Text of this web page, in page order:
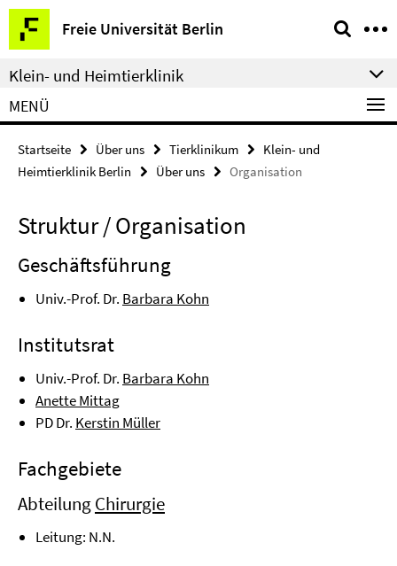
Springe
direkt
zu
Inhalt
Freie Universität Berlin
Service-
Navigation
Klein- und Heimtierklinik
MENÜ
Startseite Über uns Tierklinikum
Klein- und
Heimtierklinik Berlin
Über uns Organisation
Struktur / Organisation
Geschäftsführung
Univ.-Prof. Dr. Barbara Kohn
Institutsrat
Univ.-Prof. Dr. Barbara Kohn
Anette Mittag
PD Dr. Kerstin Müller
Fachgebiete
AbteilungChirurgie
Leitung: N.N.